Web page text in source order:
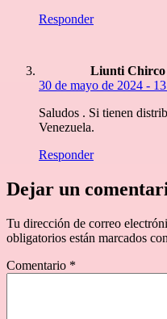
Responder
Liunti Chirco
30 de mayo de 2024 -
Saludos . Si tienen
Venezuela.
Responder
Dejar un
Tu dirección de correo
obligatorios están marcados con
Comentario *